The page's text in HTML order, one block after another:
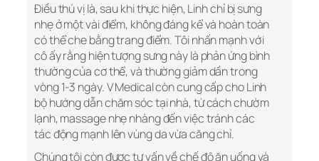
Điều thú vị là, sau khi thực hiện, Linh chỉ bị sưng
nhẹ ở một vài điểm, không đáng kể và hoàn toàn
có thể che bằng trang điểm. Tôi nhấn mạnh với
cô ấy rằng hiện tượng sưng này là phản ứng bình
thường của cơ thể, và thường giảm dần trong
vòng 1-3 ngày. V Medical còn cung cấp cho Linh
bộ hướng dẫn chăm sóc tại nhà, từ cách chườm
lạnh, massage nhẹ nhàng đến việc tránh các
tác động mạnh lên vùng da vừa căng chỉ.
Chúng tôi còn được tư vấn về chế độ ăn uống và